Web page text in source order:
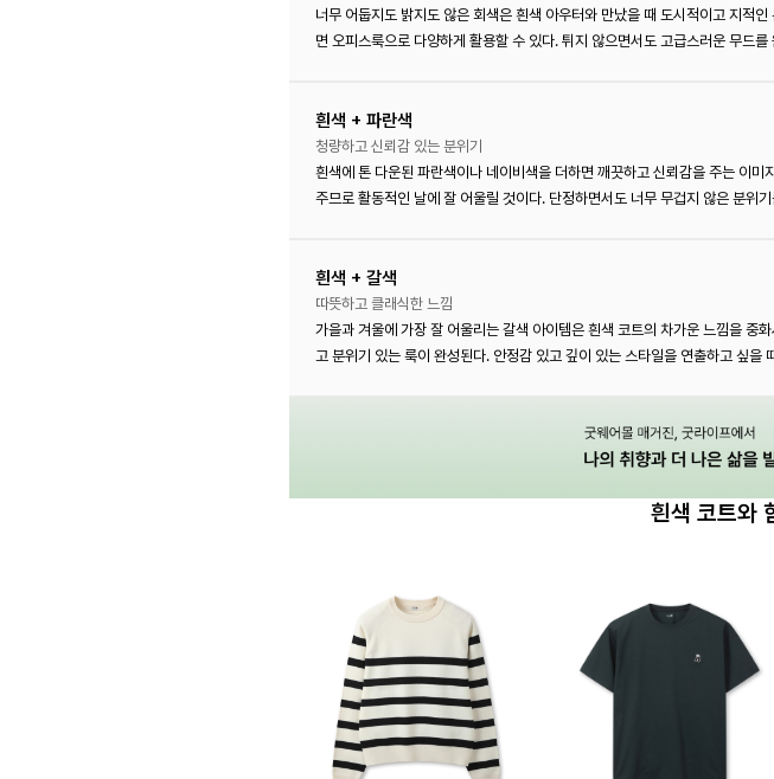
너무 어둡지도 밝지도 않은 회색은 흰색 아우터와 만났을 때 도시적이고 지적
면 오피스룩으로 다양하게 활용할 수 있다. 튀지 않으면서도 고급스러운 무드
흰색 + 파란색
청량하고 신뢰감 있는 분위기
흰색에 톤 다운된 파란색이나 네이비색을 더하면 깨끗하고 신뢰감을 주는 이
주므로 활동적인 날에 잘 어울릴 것이다. 단정하면서도 너무 무겁지 않은 분위
흰색 + 갈색
따뜻하고 클래식한 느낌
가을과 겨울에 가장 잘 어울리는 갈색 아이템은 흰색 코트의 차가운 느낌을 중
고 분위기 있는 룩이 완성된다. 안정감 있고 깊이 있는 스타일을 연출하고 싶을
흰색 코트와